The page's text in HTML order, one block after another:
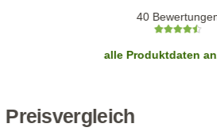
40
alle Produktdaten
Preisvergleich